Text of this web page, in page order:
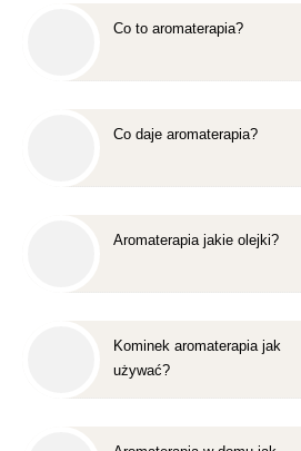
Co to aromaterapia?
Co daje aromaterapia?
Aromaterapia jakie olejki?
Kominek aromaterapia jak
używać?